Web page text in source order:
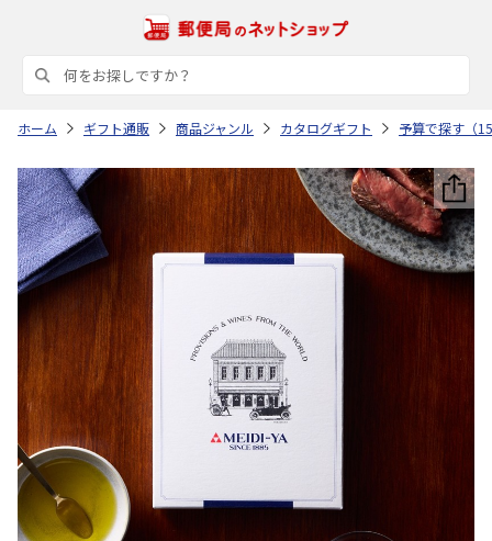
ホーム ギフト通販 商品ジャンル カタログギフト 予算で探す（